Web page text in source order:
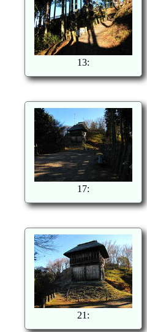
13:
17:
21: